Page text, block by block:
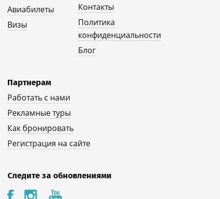
Авиабилеты
Визы
Контакты
Политика
конфиденциальности
Блог
Партнерам
Работать с нами
Рекламные туры
Как бронировать
Регистрация на сайте
Следите за обновлениями